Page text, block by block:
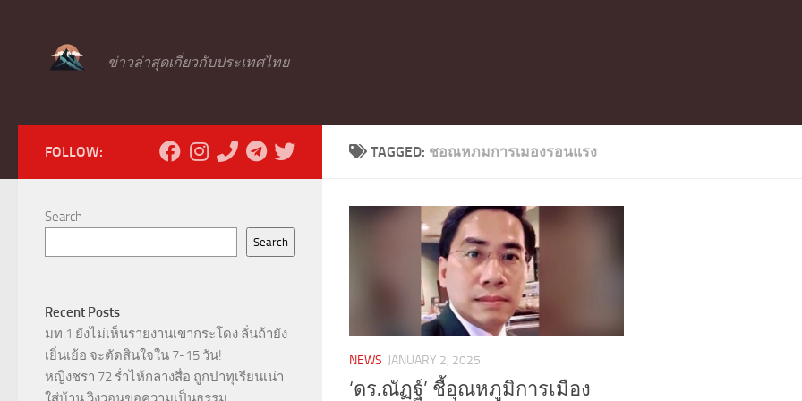
ข่าวล่าสุดเกี่ยวกับประเทศไทย
TAGGED: ชอณหภมการเมองรอนแรง
NEWS JANUARY 2, 2025
‘ดร.ณัฏฐ์’ ชี้อุณหภูมิการเมือง
FOLLOW:
Search
Search
Recent Posts
มท.1 ยังไม่เห็นรายงานเขากระโดง ลั่นถ้ายัง
เยิ่นเย้อ จะตัดสินใจใน 7-15 วัน!
หญิงชรา 72 ร่ำไห้กลางสื่อ ถูกปาทุเรียนเน่า